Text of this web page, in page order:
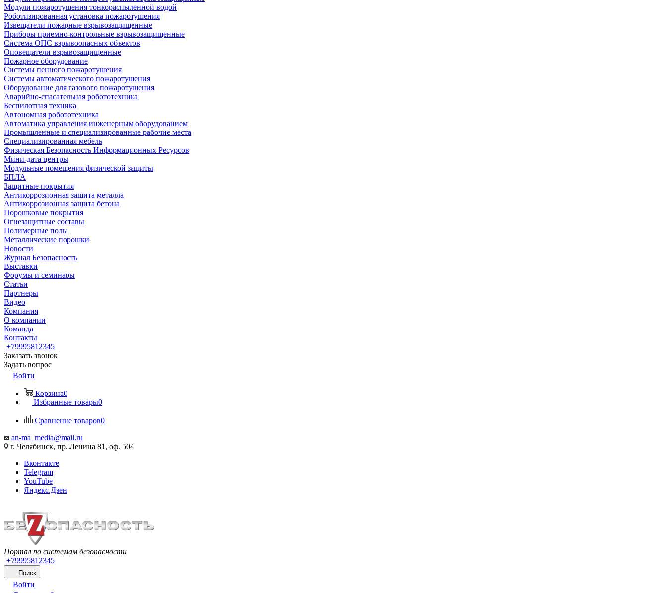
Модули пожаротушения тонкораспыленной водой
Роботизированная установка пожаротушения
Извещатели пожарные взрывозащищенные
Приборы приемно-контрольные взрывозащищенные
Система ОПС взрывоопасных объектов
Оповещатели взрывозащищенные
Пожарное оборудование
Системы пенного пожаротушения
Системы автоматического пожаротушения
Оборудование для газового пожаротушения
Аварийно-спасательная робототехника
Беспилотная техника
Автономная робототехника
Автоматика управления инженерным оборудованием
Промышленные и специализированные рабочие места
Специализированная мебель
Физическая Безопасность Информационных Ресурсов
Мини-дата центры
Модульные помещения физической защиты
БПЛА
Защитные покрытия
Антикоррозионная защита металла
Антикоррозионная защита бетона
Порошковые покрытия
Огнезащитные составы
Полимерные полы
Металлические порошки
Новости
Журнал Безопасность
Выставки
Форумы и семинары
Статьи
Партнеры
Видео
Компания
О компании
Команда
Контакты
+79995812345
Заказать звонок
Задать вопрос
Войти
Корзина0
Избранные товары0
Сравнение товаров0
an-ma_media@mail.ru
г. Челябинск, пр. Ленина 81, оф. 504
Вконтакте
Telegram
YouTube
Яндекс.Дзен
Портал по системам безопасности
+79995812345
Поиск
Войти